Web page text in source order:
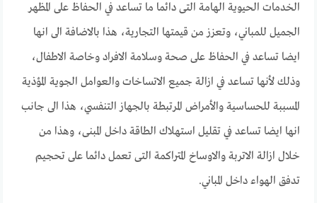
الخدمات الحيوية الهامة التى دائما ما تساعد في الحفاظ على المظهر
الجميل للمباني، وتعزز من قيمتها التجارية، هذا بالاضافة الى انها
ايضا تساعد في الحفاظ على صحة وسلامة الافراد وخاصة الاطفال،
وذلك لأنها تساعد في ازالة جميع الاتساخات والعوامل الجوية المؤذية
المسببة للحساسية والأمراض المرتبطة بالجهاز التنفسي، هذا الى جانب
انها ايضا تساعد في تقليل استهلاك الطاقة داخل المبنى، وهذا من
خلال ازالة الاتربة والاوساخ المتراكمة التى تعمل دائما على تحجيم
تدفق الهواء داخل المباني.